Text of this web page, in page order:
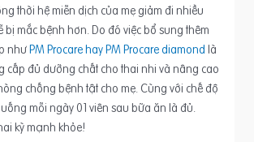
thời hệ miễn dịch của mẹ giảm đi nhiều
bị mắc bệnh hơn. Do đó việc bổ sung thêm
nhưPM Procare hay PM Procare diamond là
cấp đủ dưỡng chất cho thai nhi và nâng cao
chống bệnh tật cho mẹ. Cùng với chế độ
mỗi ngày 01 viên sau bữa ăn là đủ.
kỳ mạnh khỏe!